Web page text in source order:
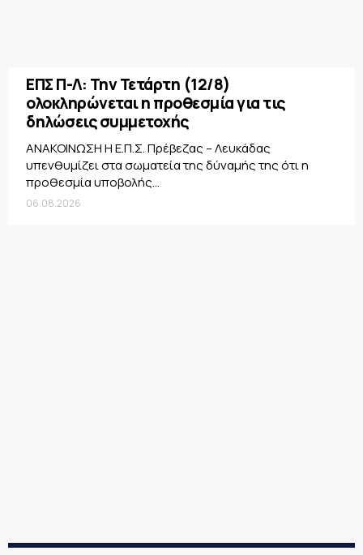
ΕΠΣ Π-Λ: Την Τετάρτη (12/8)
ολοκληρώνεται η προθεσμία για τις
δηλώσεις συμμετοχής
ΑΝΑΚΟΙΝΩΣΗ Η Ε.Π.Σ. Πρέβεζας – Λευκάδας
υπενθυμίζει στα σωματεία της δύναμής της ότι η
προθεσμία υποβολής...
06.08.2026